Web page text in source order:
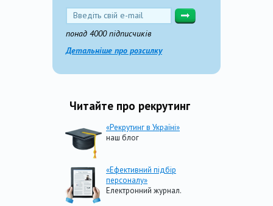
понад 4000 підписчиків
Детальніше про розсилку
Читайте про рекрутинг
«Рекрутинг в Україні»
наш блог
«Ефективний підбір
персоналу»
Електронний журнал.